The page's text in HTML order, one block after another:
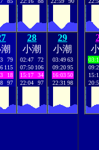
79
115
18
97
28
小潮
02:47
72
07:50 106
15:17
34
22:04
97
29
小潮
03:49 63
09:20 95
16:03 50
22:31 98